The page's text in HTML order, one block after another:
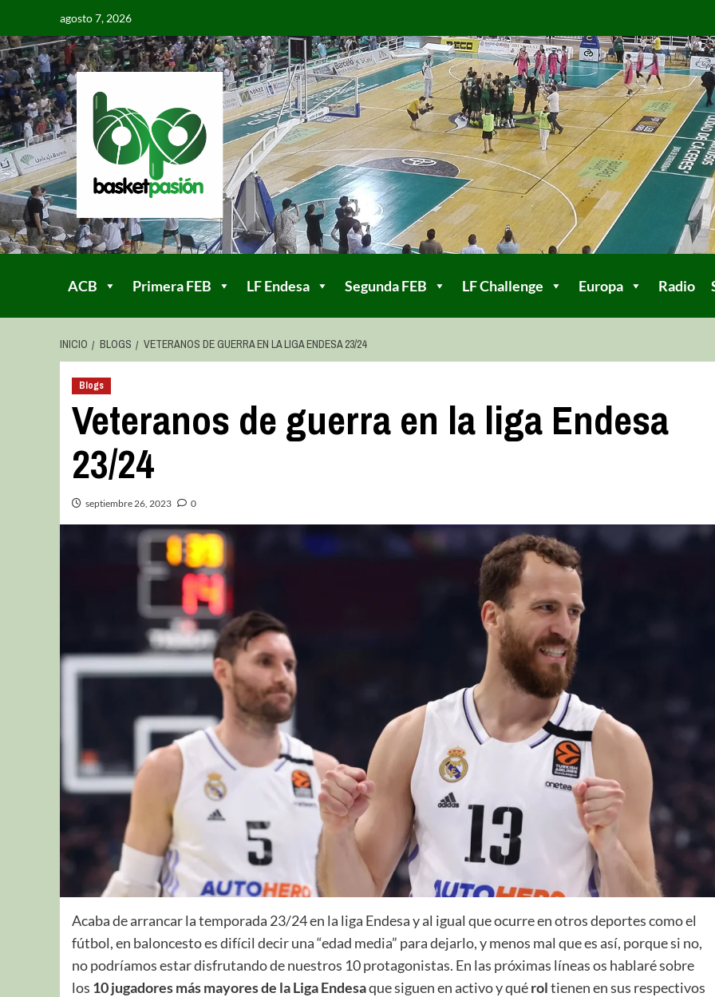
agosto 7, 2026
ACB Primera FEB LF Endesa Segunda FEB LF Challenge Europa Radio
INICIO BLOGS VETERANOS DE GUERRA EN LA LIGA ENDESA 23/24
Blogs
Veteranos de guerra en la liga Endesa
23/24
septiembre 26, 2023 0
Acaba de arrancar la temporada 23/24 en la liga Endesa y al igual que ocurre en otros deportes como el
fútbol, en baloncesto es difícil decir una “edad media” para dejarlo, y menos mal que es así, porque si no,
no podríamos estar disfrutando de nuestros 10 protagonistas. En las próximas líneas os hablaré sobre
los 10 jugadores más mayores de la Liga Endesaque siguen en activo y quéroltienen en sus respectivos
La entrevista bTactic
La entrevista bTactic
Nos hacemos mayores. Vamos creciendo. Tanto así
cuarto cumpleaños. Y todo crecimiento conlleva
sus cambios. Cambio que...
Leer más